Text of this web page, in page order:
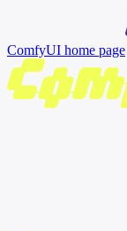
ComfyUI home page